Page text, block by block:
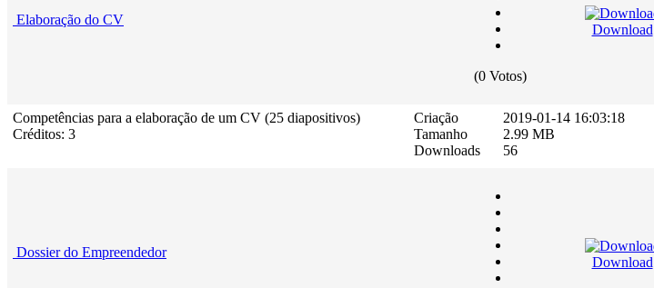
Elaboração do CV
(0 Votos)
Download
Competências para a elaboração de um CV (25 diapositivos)
Créditos: 3
Criação
Tamanho
Downloads
2019-01-14 16:03:18
2.99 MB
56
Dossier do Empreendedor
Download